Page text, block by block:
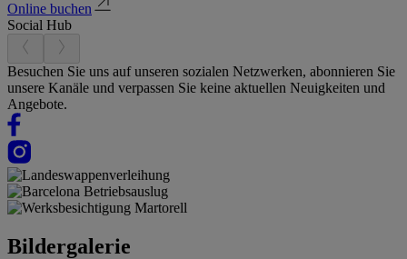
Online buchen
Social Hub
Besuchen Sie uns auf unseren sozialen Netzwerken, abonnieren Sie
unsere Kanäle und verpassen Sie keine aktuellen Neuigkeiten und
Angebote.
Bildergalerie